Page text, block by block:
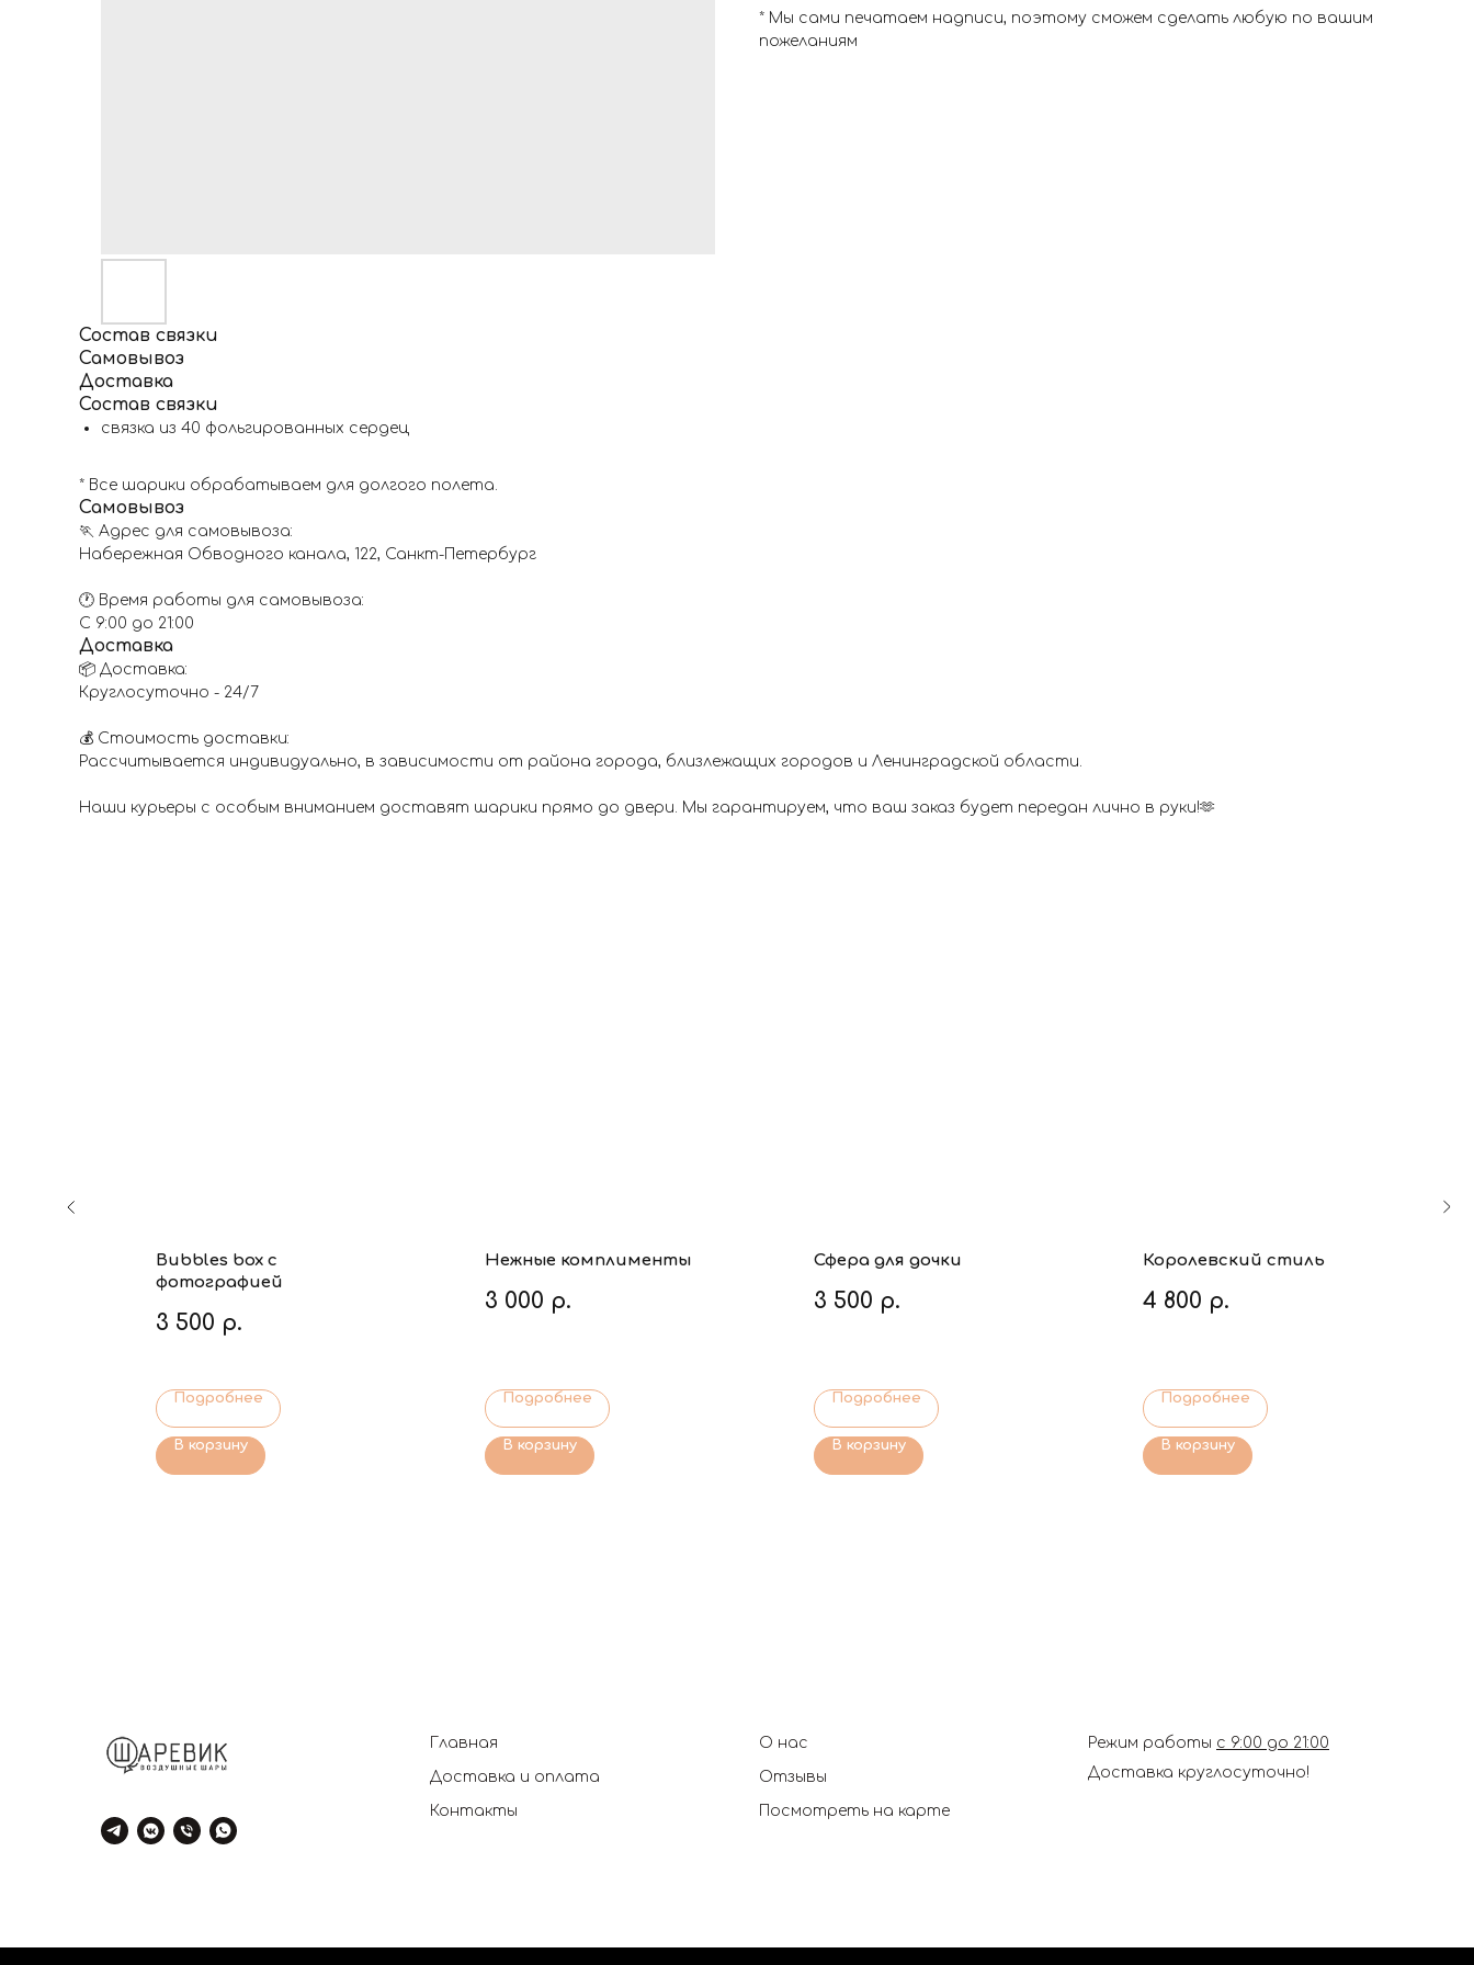
* Мы сами печатаем надписи, поэтому сможем сделать любую по вашим
пожеланиям
Состав связки
Самовывоз
Доставка
Состав связки
связка из 40 фольгированных сердец
* Все шарики обрабатываем для долгого полета.
Самовывоз
🏃 Адрес для самовывоза:
Набережная Обводного канала, 122, Санкт-Петербург
🕐 Время работы для самовывоза:
С 9:00 до 21:00
Доставка
📦 Доставка:
Круглосуточно - 24/7
💰 Стоимость доставки:
Рассчитывается индивидуально, в зависимости от района города, близлежащих городов и Ленинградской области.
Наши курьеры с особым вниманием доставят шарики прямо до двери. Мы гарантируем, что ваш заказ будет передан лично в руки!🫶
Bubbles box с
фотографией
3 500 р.
Подробнее
В корзину
Нежные комплименты
3 000 р.
Подробнее
В корзину
Сфера для дочки
3 500 р.
Подробнее
В корзину
Королевский стиль
4 800 р.
Подробнее
В корзину
Главная
Доставка и оплата
Контакты
О нас
Отзывы
Посмотреть на карте
Режим работы с 9:00 до 21:00
Доставка круглосуточно!